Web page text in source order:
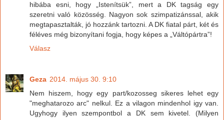
hibába esni, hogy „Istenítsük”, mert a DK tagság egy
szeretni való közösség. Nagyon sok szimpatizánssal, akik
megtapasztalták, jó hozzánk tartozni. A DK fiatal párt, két és
féléves még bizonyítani fogja, hogy képes a „Váltópártra”!
Válasz
Geza 2014. május 30. 9:10
Nem hiszem, hogy egy part/kozosseg sikeres lehet egy
"meghatarozo arc" nelkul. Ez a vilagon mindenhol igy van.
Ugyhogy ilyen szempontbol a DK sem kivetel. (Milyen